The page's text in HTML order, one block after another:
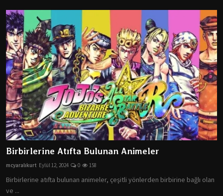
Birbirlerine Atıfta Bulunan Animeler
mcyaralıkurt Eylül 12, 2024 0 158
Birbirlerine atıfta bulunan animeler, çeşitli yönlerden birbirine bağlı olan
ve ...